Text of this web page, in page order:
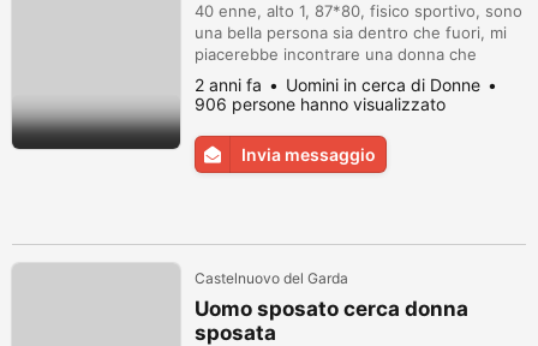
40 enne, alto 1, 87*80, fisico sportivo, sono
una bella persona sia dentro che fuori, mi
piacerebbe incontrare una donna che
veramente si vuole diventare, ma non solo,
magari anche di innamorarsi, chissà
vediamo, scrivimi pure su WhatsApp.
2 anni fa
Uomini in cerca di Donne
906 persone hanno visualizzato
Invia messaggio
Castelnuovo del Garda
Uomo sposato cerca donna
sposata